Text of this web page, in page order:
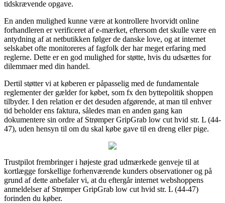
tidskrævende opgave.
En anden mulighed kunne være at kontrollere hvorvidt online
forhandleren er verificeret af e-mærket, eftersom det skulle være en
antydning af at netbutikken følger de danske love, og at internet
selskabet ofte monitoreres af fagfolk der har meget erfaring med
reglerne. Dette er en god mulighed for støtte, hvis du udsættes for
dilemmaer med din handel.
Dertil støtter vi at køberen er påpasselig med de fundamentale
reglementer der gælder for købet, som fx den byttepolitik shoppen
tilbyder. I den relation er det desuden afgørende, at man til enhver
tid beholder ens faktura, således man en anden gang kan
dokumentere sin ordre af Strømper GripGrab low cut hvid str. L (44-
47), uden hensyn til om du skal købe gave til en dreng eller pige.
Trustpilot frembringer i højeste grad udmærkede genveje til at
kortlægge forskellige forhenværende kunders observationer og på
grund af dette anbefaler vi, at du eftergår internet webshoppens
anmeldelser af Strømper GripGrab low cut hvid str. L (44-47)
forinden du køber.